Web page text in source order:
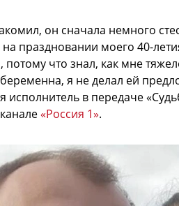
он сначала немного
праздновании моего 40-
что знал, как мне
я не делал ей
исполнитель в передаче
«Россия 1».